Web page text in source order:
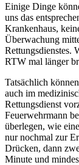
Einige Dinge
uns das
Krankenhaus,
Überwachung
Rettungsdienstes.
RTW mal länger
Tatsächlich
auch im
Rettungsdienst
Feuerwehrmann
überlegen, wie eine
nur nochmal zur
Drücken, dann
Minute und